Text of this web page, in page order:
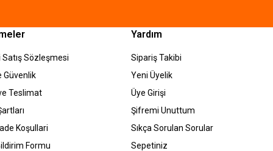
Sözleşmesi
Güvenlik
Teslimat
Koşullari
Formu
Yardım
Sipariş Takibi
Yeni Üyelik
Üye Girişi
Şifremi Unuttum
Sıkça Sorulan Sorular
Sepetiniz